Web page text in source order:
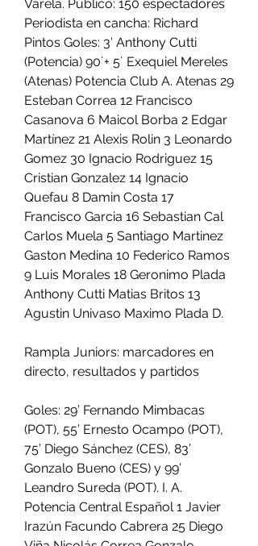
Varela. Público: 150 espectadores
Periodista en cancha: Richard
Pintos Goles: 3′ Anthony Cutti
(Potencia) 90´+ 5´ Exequiel Mereles
(Atenas) Potencia Club A. Atenas 29
Esteban Correa 12 Francisco
Casanova 6 Maicol Borba 2 Edgar
Martínez 21 Alexis Rolin 3 Leonardo
Gomez 30 Ignacio Rodriguez 15
Cristian Gonzalez 14 Ignacio
Quefau 8 Damin Costa 17
Francisco Garcia 16 Sebastian Cal
Carlos Muela 5 Santiago Martinez
Gaston Medina 10 Federico Ramos
9 Luis Morales 18 Geronimo Plada
Anthony Cutti Matias Britos 13
Agustin Univaso Maximo Plada D.
Rampla Juniors: marcadores en
directo, resultados y partidos
Goles: 29’ Fernando Mimbacas
(POT), 55’ Ernesto Ocampo (POT),
75’ Diego Sánchez (CES), 83’
Gonzalo Bueno (CES) y 99’
Leandro Sureda (POT). I. A.
Potencia Central Español 1 Javier
Irazún Facundo Cabrera 25 Diego